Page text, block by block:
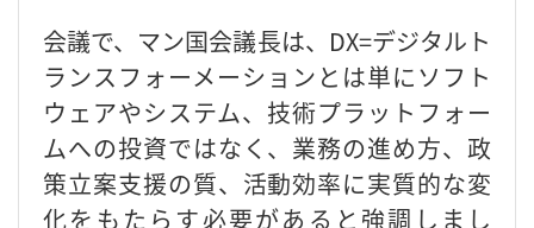
会議で、マン国会議長は、DX=デジタルト
ランスフォーメーションとは単にソフト
ウェアやシステム、技術プラットフォー
ムへの投資ではなく、業務の進め方、政
策立案支援の質、活動効率に実質的な変
化をもたらす必要があると強調しまし